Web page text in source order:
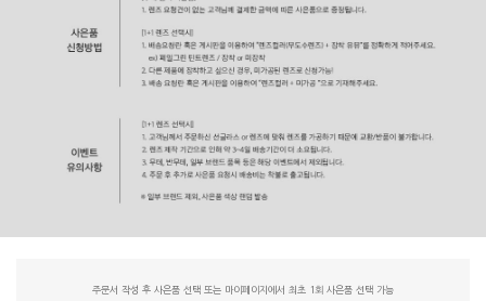
주문서 작성 후 사은품 선택 또는 마이페이지에서 최초 1회 사은품 선택 가능